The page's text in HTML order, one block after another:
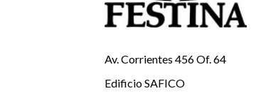
Av. Corrientes 456 Of. 64
Edificio SAFICO